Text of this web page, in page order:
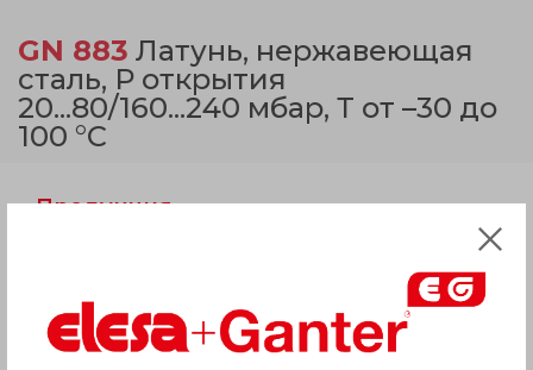
GN 883 Латунь, нержавеющая
сталь, Р открытия
20...80/160...240 мбар, Т от –30 до
100 °C
Продукция
Описание